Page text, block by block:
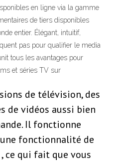
en ligne via la gamme
de tiers disponibles
entier. Élégant, intuitif,
pas pour qualifier le media
tous les avantages pour
et séries TV sur
de télévision, des
de vidéos aussi bien
Il fonctionne
fonctionnalité de
ce qui fait que vous